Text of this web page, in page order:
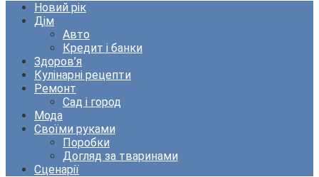
Новий рік
Дім
Авто
Кредит і банки
Здоров’я
Кулінарні рецепти
Ремонт
Сад і город
Мода
Своїми руками
Поробки
Догляд за тваринами
Сценарії